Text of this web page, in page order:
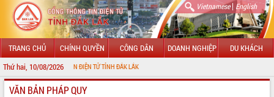
Vietnamese| English
TRANG CHỦ CHÍNH QUYỀN CÔNG DÂN DOANH NGHIỆP DU KHÁCH
Thứ hai, 10/08/2026
THÔNG TIN ĐIỆN TỬ TỈNH ĐẮK LẮK
GIỚI THIỆU
VĂN BẢN PHÁP QUY